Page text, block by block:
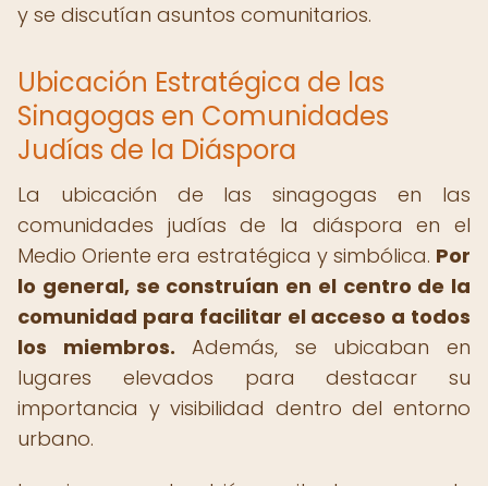
y se discutían asuntos comunitarios.
Ubicación Estratégica de las
Sinagogas en Comunidades
Judías de la Diáspora
La ubicación de las sinagogas en las
comunidades judías de la diáspora en el
Medio Oriente era estratégica y simbólica. Por
lo general, se construían en el centro de la
comunidad para facilitar el acceso a todos
los miembros. Además, se ubicaban en
lugares elevados para destacar su
importancia y visibilidad dentro del entorno
urbano.